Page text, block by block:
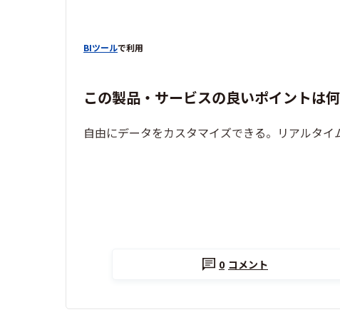
BIツールで利用
この製品・サービスの良いポイントは
自由にデータをカスタマイズできる。リアルタ
0 コメント